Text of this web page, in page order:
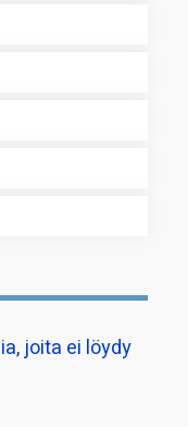
joita ei löydy